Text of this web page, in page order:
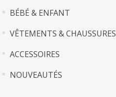
BÉBÉ & ENFANT
VÊTEMENTS & CHAUSSURES
ACCESSOIRES
NOUVEAUTÉS